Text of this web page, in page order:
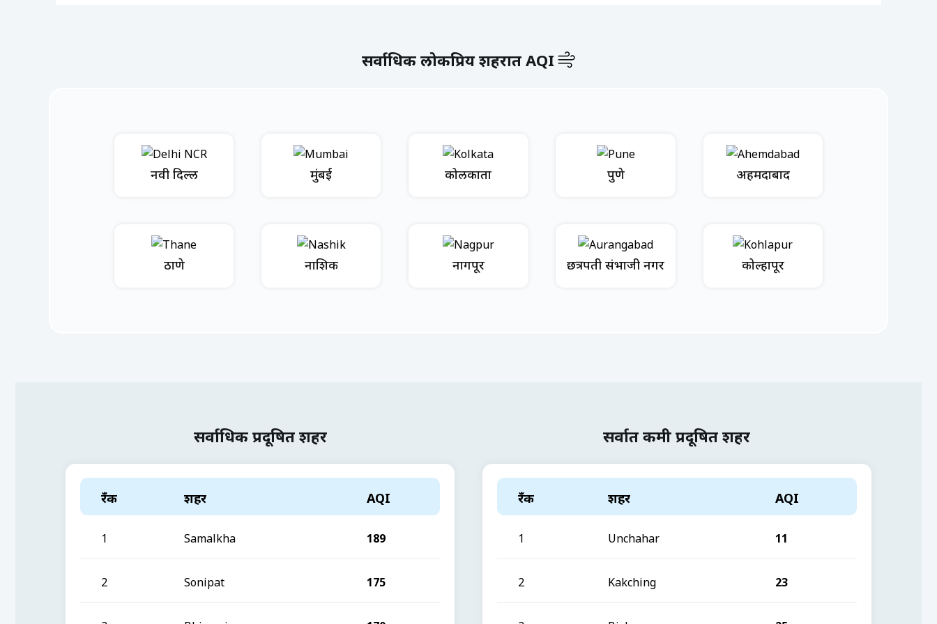
सर्वाधिक लोकप्रिय शहरात AQI
नवी दिल्ली मुंबई कोलकाता पुणे अहमदाबाद
ठाणे नाशिक नागपूर छत्रपती संभाजी नगर कोल्हापूर
सर्वाधिक प्रदूषित शहर
रँक शहर AQI
1 Samalkha 189
2 Sonipat 175
सर्वात कमी प्रदूषित शहर
रँक शहर AQI
1 Unchahar 11
2 Kakching 23